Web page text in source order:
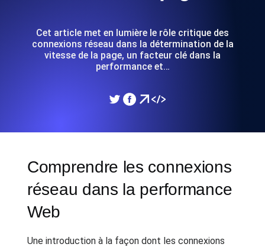
Cet article met en lumière le rôle critique des
connexions réseau dans la détermination de la
vitesse de la page, un facteur clé dans la
performance et…
Comprendre les connexions
réseau dans la performance
Web
Une introduction à la façon dont les connexions